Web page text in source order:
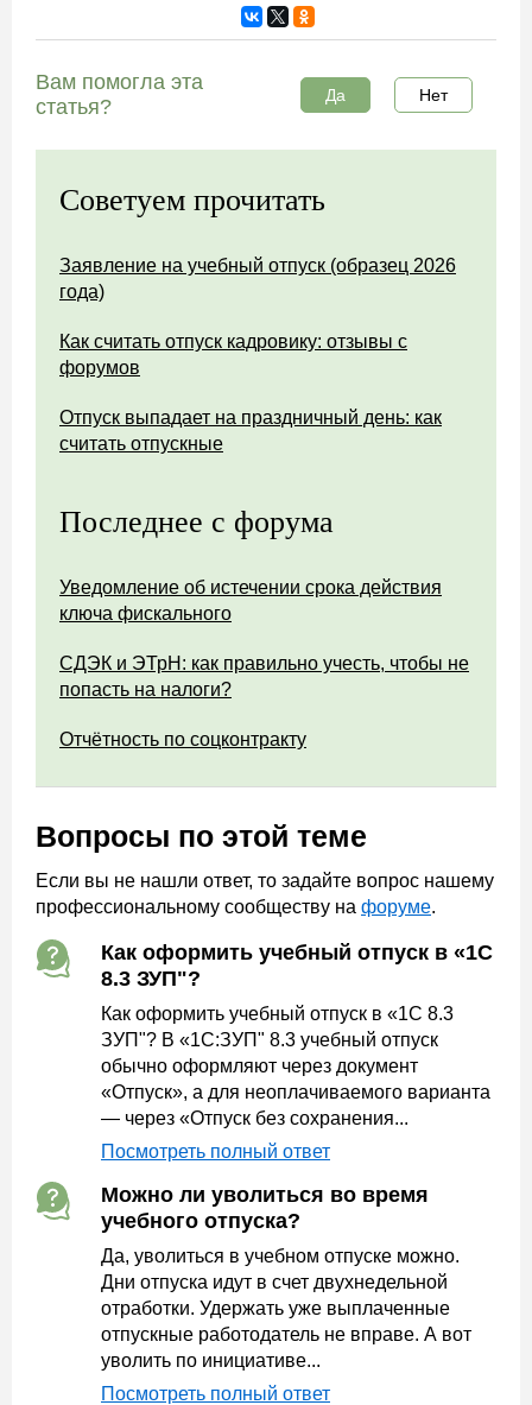
Вам помогла эта
статья?
Да Нет
Советуем прочитать
Заявление на учебный отпуск (образец 2026
года)
Как считать отпуск кадровику: отзывы с
форумов
Отпуск выпадает на праздничный день: как
считать отпускные
Последнее с форума
Уведомление об истечении срока действия
ключа фискального
СДЭК и ЭТрН: как правильно учесть, чтобы не
попасть на налоги?
Отчётность по соцконтракту
Вопросы по этой теме
Если вы не нашли ответ, то задайте вопрос нашему
профессиональному сообществу на форуме.
Как оформить учебный отпуск в «1С
8.3 ЗУП"?
Как оформить учебный отпуск в «1С 8.3
ЗУП"? В «1С:ЗУП" 8.3 учебный отпуск
обычно оформляют через документ
«Отпуск», а для неоплачиваемого варианта
— через «Отпуск без сохранения...
Посмотреть полный ответ
Можно ли уволиться во время
учебного отпуска?
Да, уволиться в учебном отпуске можно.
Дни отпуска идут в счет двухнедельной
отработки. Удержать уже выплаченные
отпускные работодатель не вправе. А вот
уволить по инициативе...
Посмотреть полный ответ